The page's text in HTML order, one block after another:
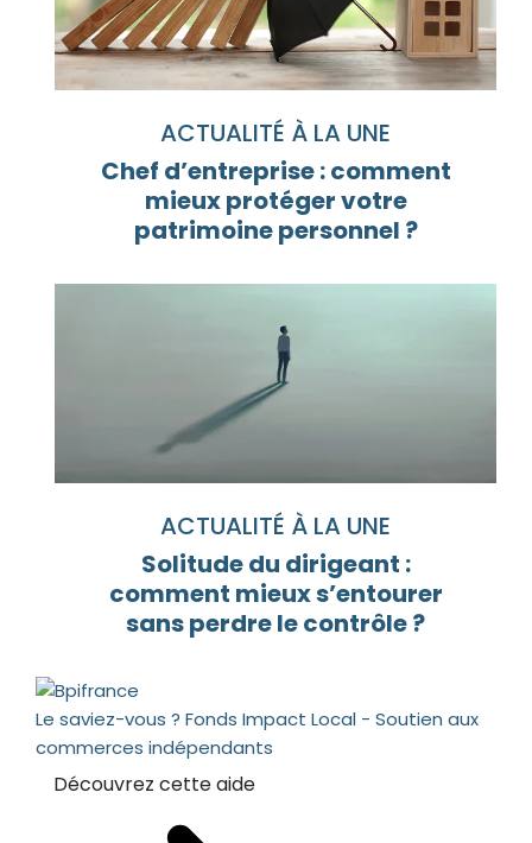
ACTUALITÉ À LA UNE
Chef d’entreprise : comment
mieux protéger votre
patrimoine personnel ?
ACTUALITÉ À LA UNE
Solitude du dirigeant :
comment mieux s’entourer
sans perdre le contrôle ?
Le saviez-vous ? Fonds Impact Local - Soutien aux
commerces indépendants
Découvrez cette aide